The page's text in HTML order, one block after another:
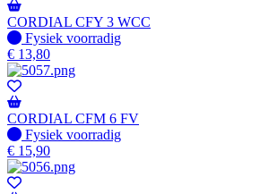
CORDIAL CFY 3 WCC
Fysiek voorradig
Fysiek voorradig
€ 13,80
CORDIAL CFM 6 FV
Fysiek voorradig
Fysiek voorradig
€ 15,90